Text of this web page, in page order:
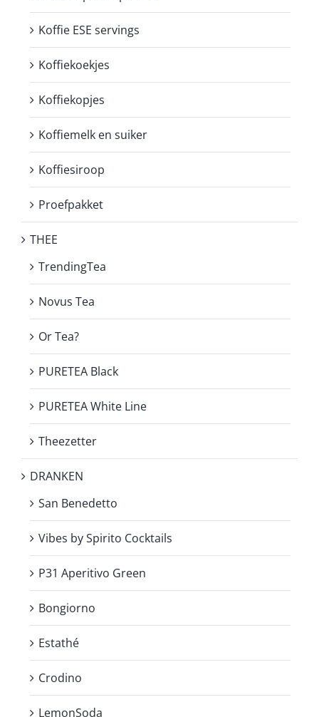
Koffie ESE servings
Koffiekoekjes
Koffiekopjes
Koffiemelk en suiker
Koffiesiroop
Proefpakket
THEE
TrendingTea
Novus Tea
Or Tea?
PURETEA Black
PURETEA White Line
Theezetter
DRANKEN
San Benedetto
Vibes by Spirito Cocktails
P31 Aperitivo Green
Bongiorno
Estathé
Crodino
LemonSoda